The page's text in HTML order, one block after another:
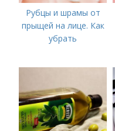
Рубцы и шрамы от
прыщей на лице. Как
убрать